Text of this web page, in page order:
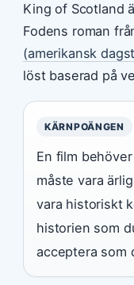
King of Scotland
Fodens roman
(amerikansk
löst baserad på
KÄRNPOÄNGEN
En film
måste vara
vara historiskt
historien som
acceptera som